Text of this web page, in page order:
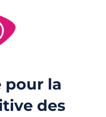
pour la
des